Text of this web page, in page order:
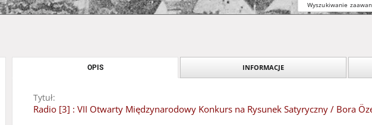
Wyszukiwanie
OPIS INFORMACJE
Tytuł:
Radio [3] : VII Otwarty Międzynarodowy Konkurs na Rysunek Satyryczny / Bora